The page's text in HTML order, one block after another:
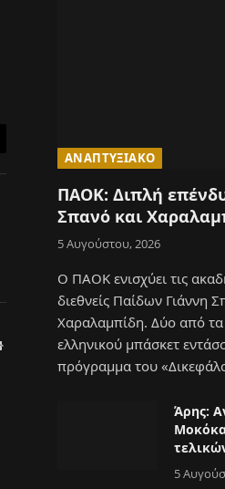
Website
ΑΝΑΠΤΥΞΙΑΚΌ
ΠΑΟΚ: Διπλή
Σπανό και
5 Αυγούστου, 2026
Ο ΠΑΟΚ ενισχύει τις
διεθνείς Παίδων Γιάννη
Χαραλαμπίδη. Δύο από
ελληνικού μπάσκετ
πρόγραμμα του
Άρης:
5